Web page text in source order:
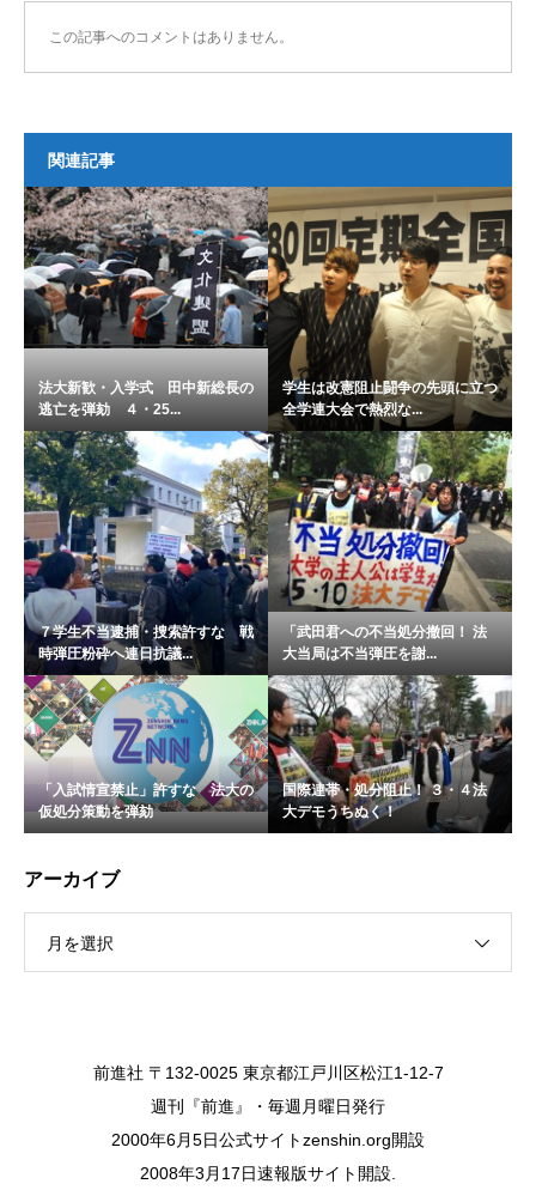
この記事へのコメントはありません。
関連記事
法大新歓・入学式 田中新総長の
逃亡を弾劾 ４・25...
学生は改憲阻止闘争の先頭に立つ
全学連大会で熱烈な...
７学生不当逮捕・捜索許すな 戦
時弾圧粉砕へ連日抗議...
「武田君への不当処分撤回！ 法
大当局は不当弾圧を謝...
「入試情宣禁止」許すな 法大の
仮処分策動を弾劾
国際連帯・処分阻止！ ３・４法
大デモうちぬく！
アーカイブ
月を選択
前進社 〒132-0025 東京都江戸川区松江1-12-7
週刊『前進』・毎週月曜日発行
2000年6月5日公式サイトzenshin.org開設
2008年3月17日速報版サイト開設.